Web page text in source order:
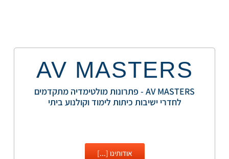
AV MASTERS
AV MASTERS - פתרונות מולטימדיה מתקדמים
לחדרי ישיבות כיתות לימוד וקולנוע ביתי
אודותינו [...]